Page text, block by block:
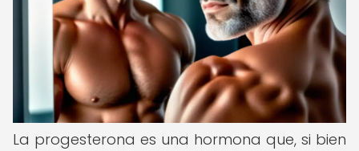
La progesterona es una hormona que, si bien